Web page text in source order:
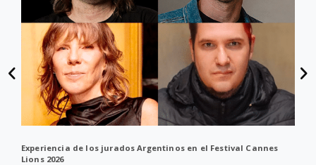
Experiencia de los jurados Argentinos en el Festival Cannes
Lions 2026